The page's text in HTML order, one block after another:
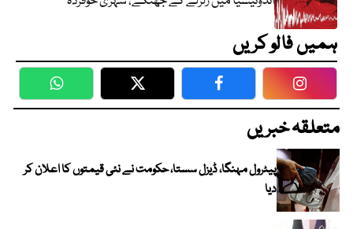
ہمیں فالو کریں
WhatsApp Twitter Facebook
متعلقہ خبریں
پیٹرول مہنگا، ڈیزل سستا، حکومت نے نئی قیمتوں کا اعلان کر
دیا